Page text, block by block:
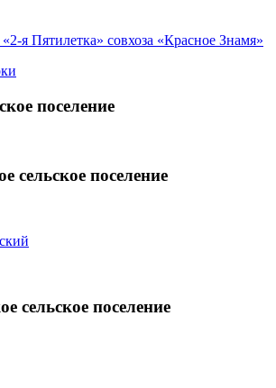
я Пятилетка» совхоза «Красное Знамя»
поселение
сельское поселение
сельское поселение